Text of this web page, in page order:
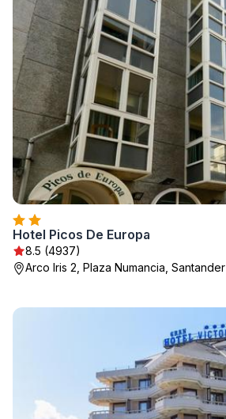
Hotel Picos De Europa
8.5 (4937)
Arco Iris 2, Plaza Numancia, Santander